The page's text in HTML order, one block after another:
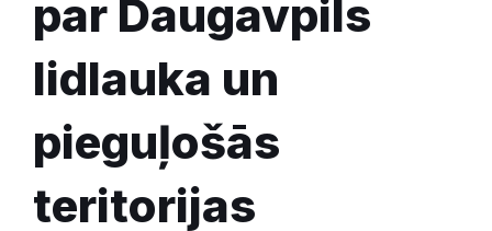
par Daugavpils
lidlauka un
pieguļošās
teritorijas